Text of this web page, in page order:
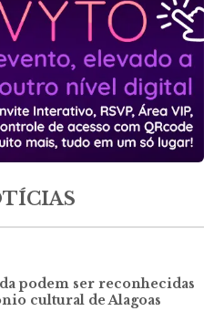
podem ser reconhecidas
cultural de Alagoas